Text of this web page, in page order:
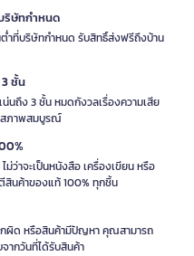
ริษัทกำหนด
ำที่บริษัทกำหนด รับสิทธิ์ส่งฟรีถึงบ้าน
ชั้น
นถึง 3 ชั้น หมดกังวลเรื่องความเสีย
สภาพสมบูรณ์
ว่าจะเป็นหนังสือ เครื่องเขียน หรือ
สินค้าของแท้ 100% ทุกชิ้น
กผิด หรือสินค้ามีปัญหา คุณสามารถ
ากวันที่ได้รับสินค้า